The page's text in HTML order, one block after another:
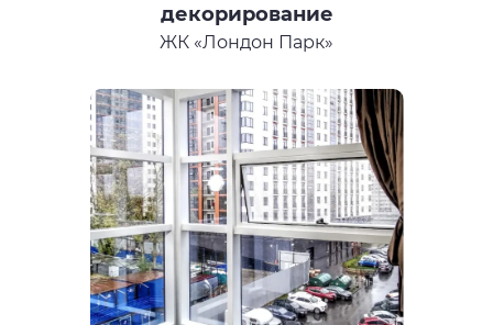
декорирование
ЖК «Лондон Парк»